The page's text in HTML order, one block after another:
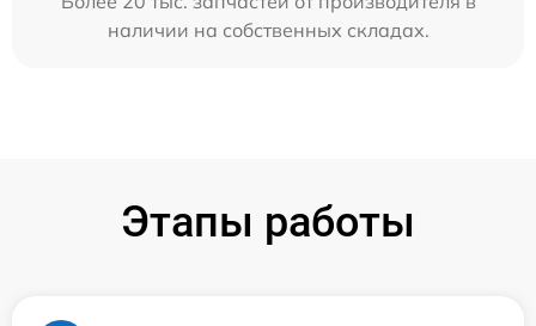
наличии на собственных складах.
Этапы работы